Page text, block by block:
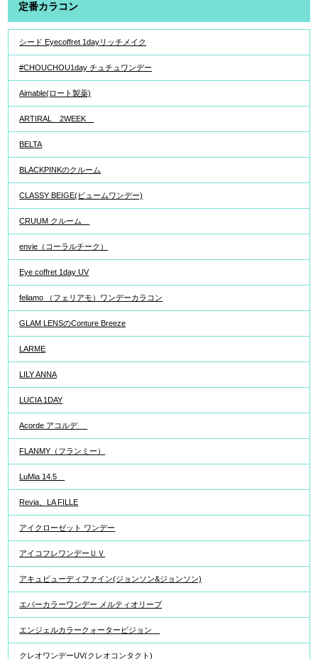
定番カラコン
シード Eyecoffret 1dayリッチメイク
#CHOUCHOU1day チュチュワンデー
Aimable(ロート製薬)
ARTIRAL 2WEEK
BELTA
BLACKPINKのクルーム
CLASSY BEIGE(ビュームワンデー)
CRUUM クルーム
envie（コーラルチーク）
Eye coffret 1day UV
feliamo （フェリアモ）ワンデーカラコン
GLAM LENSのConture Breeze
LARME
LILY ANNA
LUCIA 1DAY
Acorde アコルデ
FLANMY（フランミー）
LuMia 14.5
Revia、LA FILLE
アイクローゼット ワンデー
アイコフレワンデーＵＶ
アキュビューディファイン(ジョンソン&ジョンソン)
エバーカラーワンデー メルティオリーブ
エンジェルカラークォータービジョン
クレオワンデーUV(クレオコンタクト)